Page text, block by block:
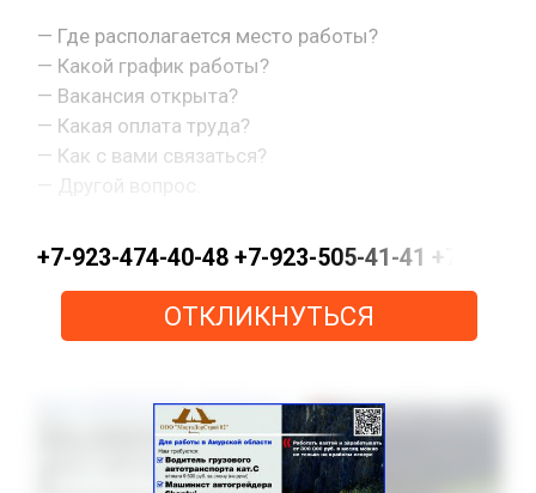
— Где располагается место работы?
— Какой график работы?
— Вакансия открыта?
— Какая оплата труда?
— Как с вами связаться?
+7-923-474-40-48 +7-923-505-41-41 +7-923-
ОТКЛИКНУТЬСЯ